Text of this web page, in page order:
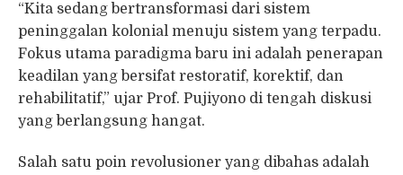
“Kita sedang bertransformasi dari sistem
peninggalan kolonial menuju sistem yang terpadu.
Fokus utama paradigma baru ini adalah penerapan
keadilan yang bersifat restoratif, korektif, dan
rehabilitatif,” ujar Prof. Pujiyono di tengah diskusi
yang berlangsung hangat.
Salah satu poin revolusioner yang dibahas adalah